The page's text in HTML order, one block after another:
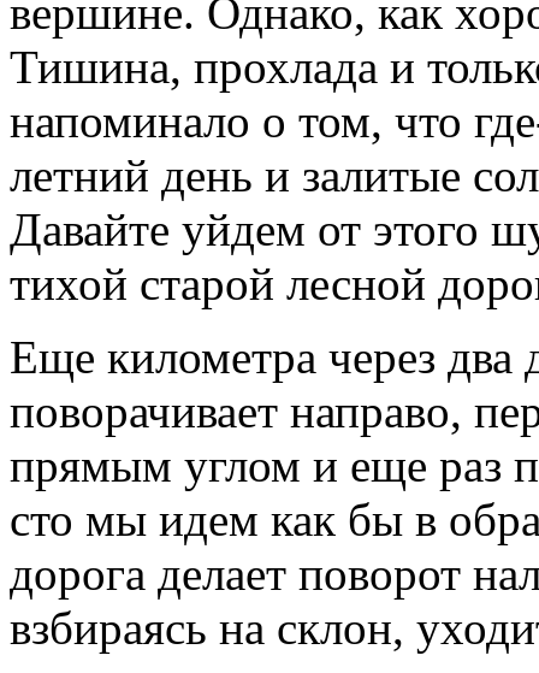
вершине. Однако, как
Тишина, прохлада и
напоминало о том, что
летний день и залитые
Давайте уйдем от этого
тихой старой лесной
Еще километра через два
поворачивает направо,
прямым углом и еще раз
сто мы идем как бы в
дорога делает поворот
взбираясь на склон,